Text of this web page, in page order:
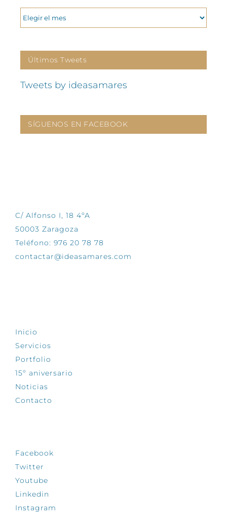
ARCHIVOS
Últimos Tweets
Tweets by ideasamares
SÍGUENOS EN FACEBOOK
C/ Alfonso I, 18 4ºA
50003 Zaragoza
Teléfono: 976 20 78 78
contactar@ideasamares.com
Inicio
Servicios
Portfolio
15º aniversario
Noticias
Contacto
Facebook
Twitter
Youtube
Linkedin
Instagram